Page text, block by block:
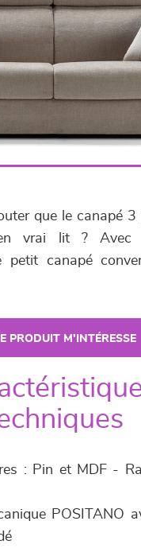
que le canapé 3
vrai lit ? Avec
petit canapé
PRODUIT M'INTÉRESSE
: Pin et MDF -
POSITANO